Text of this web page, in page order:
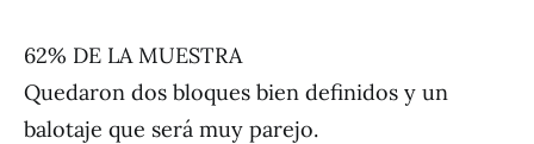
62% DE LA MUESTRA
Quedaron dos bloques bien definidos y un
balotaje que será muy parejo.